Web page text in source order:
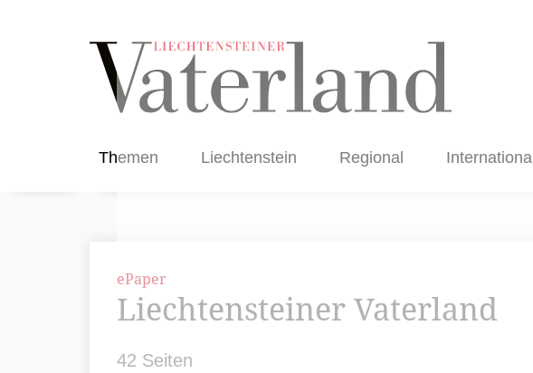
Themen Liechtenstein Regional International
ePaper
Liechtensteiner Vaterland
42 Seiten